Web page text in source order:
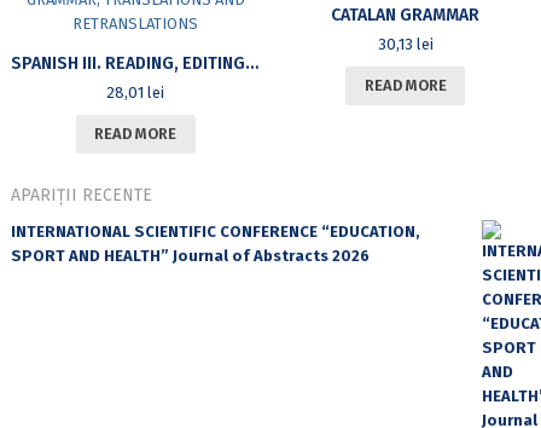
SPANISH III. READING, EDITING, GRAMMAR, TRANSLATIONS AND RETRANSLATIONS
28,01lei
READ MORE
CATALAN GRAMMAR
30,13 lei
READ MORE
APARIȚII RECENTE
INTERNATIONAL SCIENTIFIC CONFERENCE “EDUCATION,
SPORT AND HEALTH” Journal of Abstracts 2026